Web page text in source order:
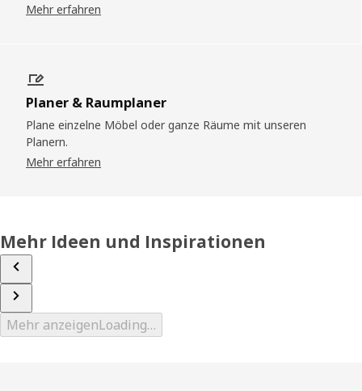
Mehr erfahren
Planer & Raumplaner
Plane einzelne Möbel oder ganze Räume mit unseren
Planern.
Mehr erfahren
Mehr Ideen und Inspirationen
Mehr anzeigenLoading…